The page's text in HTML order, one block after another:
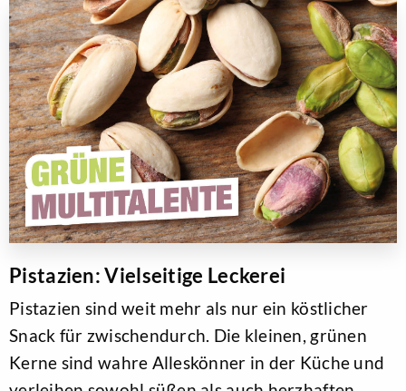
Pistazien: Vielseitige Leckerei
Pistazien sind weit mehr als nur ein köstlicher
Snack für zwischendurch. Die kleinen, grünen
Kerne sind wahre Alleskönner in der Küche und